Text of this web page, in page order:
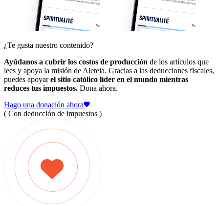
¿Te gusta nuestro contenido?
Ayúdanos a cubrir los costos de producción de los artículos que
lees y apoya la misión de Aleteia. Gracias a las deducciones fiscales,
puedes apoyarel sitio católico líder en el mundo mientras
reduces tus impuestos. Dona ahora.
Hago una donación ahora
( Con deducción de impuestos )